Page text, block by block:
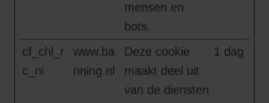
mensen en
bots.
cf_chl_r
c_ni
www.ba
nning.nl
Deze cookie
maakt deel uit
van de diensten
1 dag